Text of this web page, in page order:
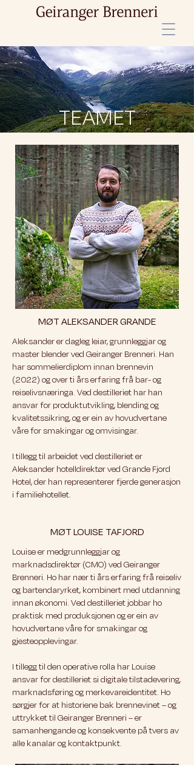
TEAMET
MØT ALEKSANDER GRANDE
Aleksander er dagleg leiar, grunnleggjar og
master blender ved Geiranger Brenneri. Han
har sommelierdiplom innan brennevin
(2022) og over ti års erfaring frå bar- og
reiselivsnæringa. Ved destilleriet har han
ansvar for produktutvikling, blending og
kvalitetssikring, og er ein av hovudvertane
våre for smakingar og omvisingar.
I tillegg til arbeidet ved destilleriet er
Aleksander hotelldirektør ved Grande Fjord
Hotel, der han representerer fjerde generasjon
i familiehotellet.
MØT LOUISE TAFJORD
Louise er medgrunnleggjar og
marknadsdirektør (CMO) ved Geiranger
Brenneri. Ho har nær ti års erfaring frå reiseliv
og bartendaryrket, kombinert med utdanning
innan økonomi. Ved destilleriet jobbar ho
praktisk med produksjonen og er ein av
hovudvertane våre for smakingar og
gjesteopplevingar.
I tillegg til den operative rolla har Louise
ansvar for destilleriet si digitale tilstadevering,
marknadsføring og merkevareidentitet. Ho
sørgjer for at historiene bak brennevinet – og
uttrykket til Geiranger Brenneri – er
samanhengande og konsekvente på tvers av
alle kanalar og kontaktpunkt.